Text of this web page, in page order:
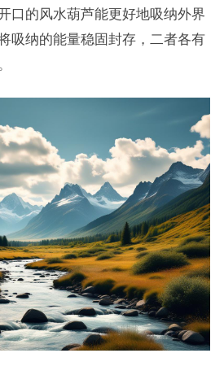
口的风水葫芦能更好地吸纳外界
吸纳的能量稳固封存，二者各有